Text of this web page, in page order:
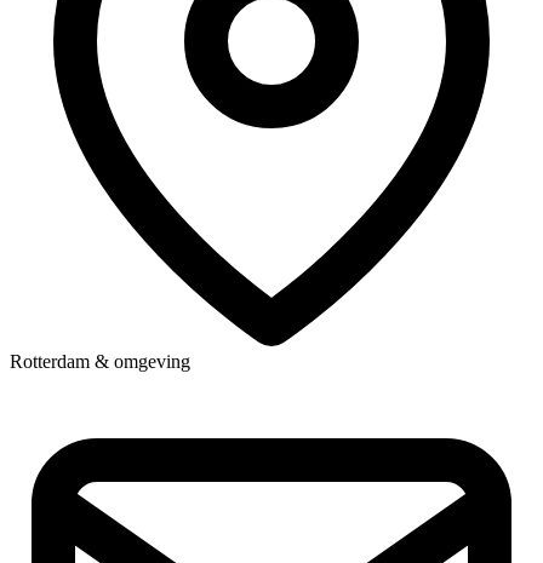
Rotterdam & omgeving